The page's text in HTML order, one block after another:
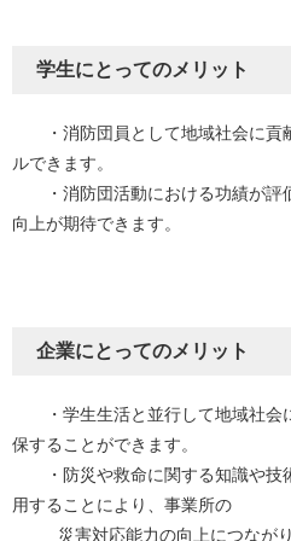
学生にとってのメリット​
・消防団員として地域社会に貢
ルできます。
・消防団活動における功績が評
向上が期待できます。
企業にとってのメリット​
・学生生活と並行して地域社会
保することができます。
・防災や救命に関する知識や技
用することにより、事業所の
災害対応能力の向上につながり